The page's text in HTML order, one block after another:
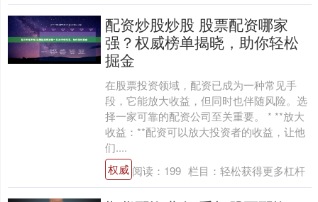
配资炒股炒股 股票配资哪家
强？权威榜单揭晓，助你轻松
掘金
在股票投资领域，配资已成为一种常见手
段，它能放大收益，但同时也伴随风险。选
择一家可靠的配资公司至关重要。 * **放大
收益：**配资可以放大投资者的收益，让他
们....
权威 阅读： 199 栏目： 轻松获得更多杠杆